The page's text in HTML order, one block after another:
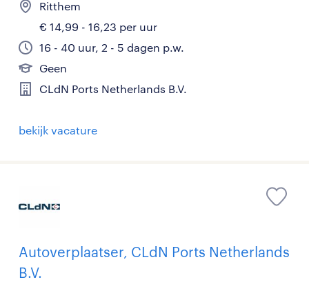
Ritthem
€ 14,99 - 16,23 per uur
16 - 40 uur, 2 - 5 dagen p.w.
Geen
CLdN Ports Netherlands B.V.
bekijk vacature
Autoverplaatser, CLdN Ports Netherlands
B.V.